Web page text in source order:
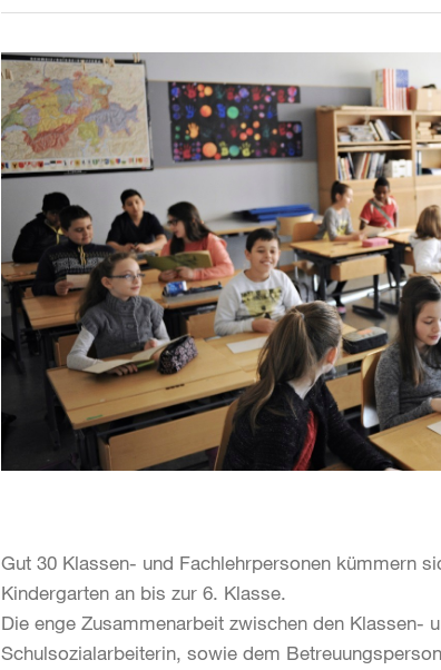
Gut 30 Klassen- und Fachlehrpersonen kümmern
Kindergarten an bis zur 6. Klasse.
Die enge Zusammenarbeit zwischen den Klassen-
Schulsozialarbeiterin, sowie dem